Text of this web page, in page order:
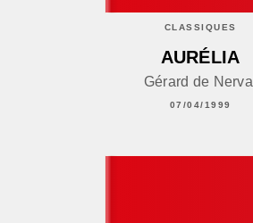
CLASSIQUES
AURÉLIA
Gérard de Nerval
07/04/1999